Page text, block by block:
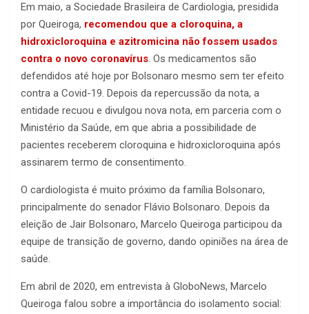
Em maio, a Sociedade Brasileira de Cardiologia, presidida
por Queiroga, recomendou que a cloroquina, a
hidroxicloroquina e azitromicina não fossem usados
contra o novo coronavírus. Os medicamentos são
defendidos até hoje por Bolsonaro mesmo sem ter efeito
contra a Covid-19. Depois da repercussão da nota, a
entidade recuou e divulgou nova nota, em parceria com o
Ministério da Saúde, em que abria a possibilidade de
pacientes receberem cloroquina e hidroxicloroquina após
assinarem termo de consentimento.
O cardiologista é muito próximo da família Bolsonaro,
principalmente do senador Flávio Bolsonaro. Depois da
eleição de Jair Bolsonaro, Marcelo Queiroga participou da
equipe de transição de governo, dando opiniões na área de
saúde.
Em abril de 2020, em entrevista à GloboNews, Marcelo
Queiroga falou sobre a importância do isolamento social: